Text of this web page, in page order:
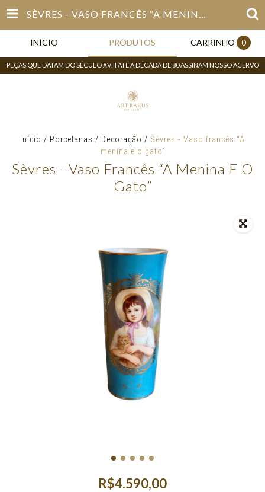
SÈVRES - VASO FRANCÊS “A MENINA E O GATO”
INÍCIO PRODUTOS CARRINHO 0
PEÇAS QUE DATAM DO SÉCULO XVIII ATÉ A DÉCADA DE 80 ASSINAM NOSSO ACERVO
Início / Porcelanas / Decoração / Sèvres - Vaso francês “A
menina e o gato”
Sèvres - Vaso Francês “A Menina E O
Gato”
R$4.590,00